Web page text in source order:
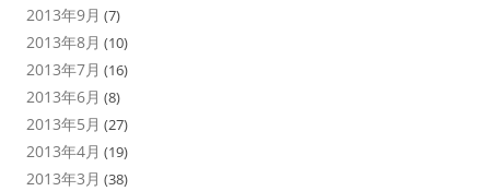
2013年9月 (7)
2013年8月 (10)
2013年7月 (16)
2013年6月 (8)
2013年5月 (27)
2013年4月 (19)
2013年3月 (38)